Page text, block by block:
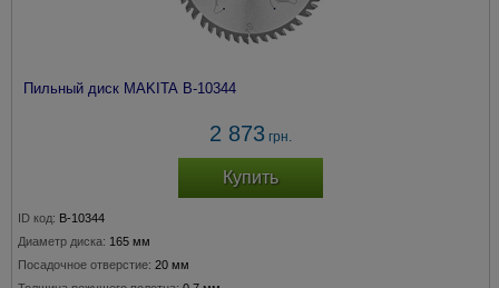
Пильный диск MAKITA B-10344
2 873 грн.
Купить
ID код: B-10344
Диаметр диска: 165 мм
Посадочное отверстие: 20 мм